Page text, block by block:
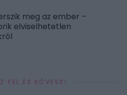
meg az ember –
elviselhetetlen
FEL ÉS KÖVESS!